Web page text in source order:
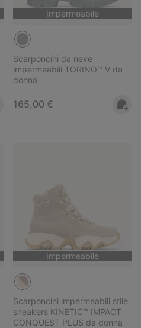
Impermeabile
Scarponcini da neve
impermeabili TORINO™ V da
donna
Regular price:
165,00 €
Impermeabile
Scarponcini impermeabili stile
sneakers KINETIC™ IMPACT
CONQUEST PLUS da donna